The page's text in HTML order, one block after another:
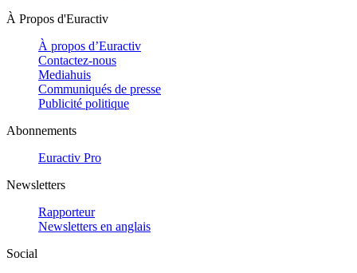
À Propos d'Euractiv
À propos d’Euractiv
Contactez-nous
Mediahuis
Communiqués de presse
Publicité politique
Abonnements
Euractiv Pro
Newsletters
Rapporteur
Newsletters en anglais
Social